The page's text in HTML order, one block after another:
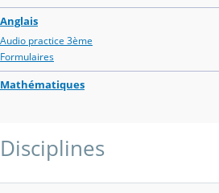
Anglais
Audio practice 3ème
Formulaires
Mathématiques
Disciplines